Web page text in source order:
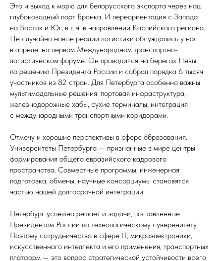
Это и выход к морю для белорусского экспорта через наш
глубоководный порт Бронка. И переориентация с Запада
на Восток и Юг, в т. ч. в направлении Каспийского региона.
Не случайно новые реалии логистики обсуждались у нас
в апреле, на первом Международном транспортно-
логистическом форуме. Он проводился на берегах Невы
по решению Президента России и собрал порядка 6 тысяч
участников из 82 стран. Для Петербурга особенно важны
мультимодальные решения: портовая инфраструктура,
железнодорожные хабы, сухие терминалы, интеграция
с международными транспортными коридорами.
Отмечу и хорошие перспективы в сфере образования.
Университеты Петербурга — признанные в мире центры
формирования общего евразийского кадрового
пространства. Совместные программы, инженерная
подготовка, обмены, научные консорциумы становятся
частью нашей долгосрочной интеграции.
Петербург успешно решает и задачи, поставленные
Президентом России по технологическому суверенитету.
Поэтому сотрудничество в сфере IT, микроэлектроники,
искусственного интеллекта и его применения, транспортных
платформ — это вопрос стратегической устойчивости всего